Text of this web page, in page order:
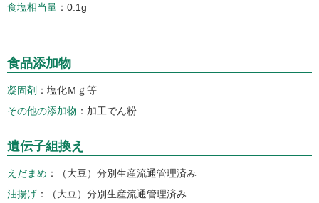
食塩相当量
0.1g
食品添加物
凝固剤
塩化Ｍｇ等
その他の添加物
加工でん粉
遺伝子組換え
えだまめ
（大豆）分別生産流通管理済み
油揚げ
（大豆）分別生産流通管理済み